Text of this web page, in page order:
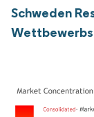
Schweden